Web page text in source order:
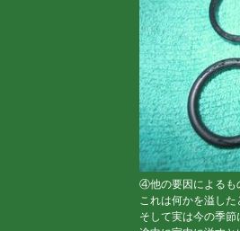
④他の要因によるも
これは何かを溢した
そして実は今の季